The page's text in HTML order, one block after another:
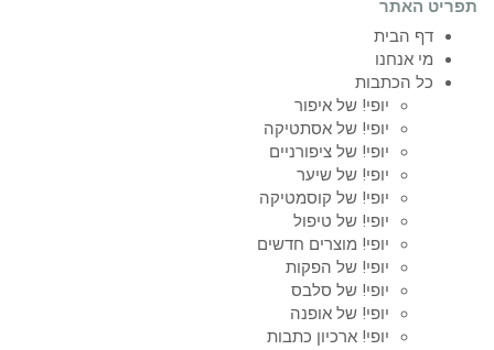
תפריט האתר
דף הבית
מי אנחנו
כל הכתבות
יופי! של איפור
יופי! של אסתטיקה
יופי! של ציפורניים
יופי! של שיער
יופי! של קוסמטיקה
יופי! של טיפול
יופי! מוצרים חדשים
יופי! של הפקות
יופי! של סלבס
יופי! של אופנה
יופי! ארכיון כתבות